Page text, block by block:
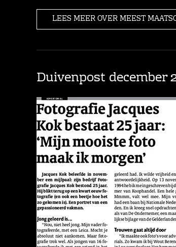
LEES MEER OVER MEEST
Duivenpost december